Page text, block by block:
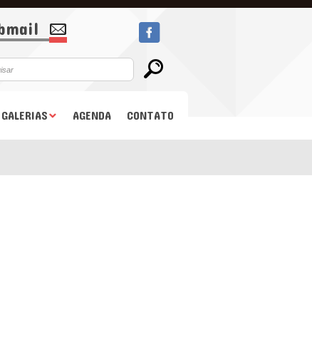
GALERIAS AGENDA CONTATO